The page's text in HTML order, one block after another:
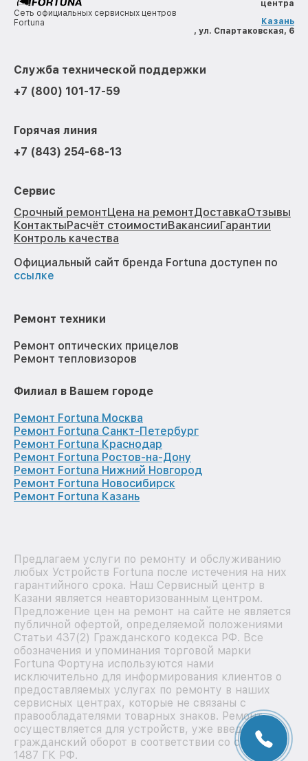
Сеть официальных сервисных центров
Fortuna
центра
Казань
, ул. Спартаковская, 6
Служба технической поддержки
+7 (800) 101-17-59
Горячая линия
+7 (843) 254-68-13
Сервис
Срочный ремонтЦена на ремонтДоставкаОтзывы
КонтактыРасчёт стоимостиВакансииГарантии
Контроль качества
Официальный сайт бренда Fortuna доступен по
ссылке
Ремонт техники
Ремонт оптических прицелов
Ремонт тепловизоров
Филиал в Вашем городе
Ремонт Fortuna Москва
Ремонт Fortuna Санкт-Петербург
Ремонт Fortuna Краснодар
Ремонт Fortuna Ростов-на-Дону
Ремонт Fortuna Нижний Новгород
Ремонт Fortuna Новосибирск
Ремонт Fortuna Казань
Предлагаем услуги по ремонту и обслуживанию
любых Устройств Fortuna после истечения на них
гарантийного срока. Наш Сервисный центр в
Казани является неавторизованным центром.
Предложение цен на ремонт на сайте не является
публичной офертой, определяемой положениями
Статьи 437(2) Гражданского кодекса РФ. Все
обозначения и упоминания торговой марки
Fortuna Фортуна используются нами
исключительно для информирования клиентов о
предоставляемых услугах по ремонту в наших
сервисных центрах, которые не связаны с
правообладателями товарных знаков. Ремонт
осуществляется для устройств, уже введенных в
гражданский оборот в соответствии со статьей
1487 ГК РФ.